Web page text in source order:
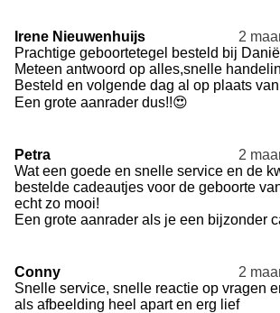
Irene Nieuwenhuijs
2
Prachtige geboortetegel besteld bij
Meteen antwoord op alles,snelle
Besteld en volgende dag al op plaats
Een grote aanrader dus!!😍
Petra
2
Wat een goede en snelle service en de
bestelde cadeautjes voor de geboorte
echt zo mooi!
Een grote aanrader als je een bijzonder
Conny
2
Snelle service, snelle reactie op vragen
als afbeelding heel apart en erg lief